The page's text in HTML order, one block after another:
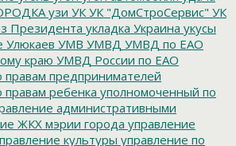
узи УК УК "ДомСтроСервис" УК
Президента укладка Украина укусы
Улюкаев УМВ УМВД УМВД по ЕАО
краю УМВД России по ЕАО
предпринимателей
ребенка уполномоченный по
административными
ЖКХ мэрии города управление
культуры управление по